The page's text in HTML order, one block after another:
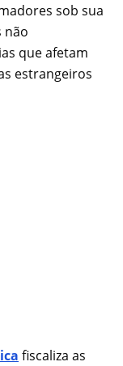
sob sua
não
que afetam
estrangeiros
fiscaliza as